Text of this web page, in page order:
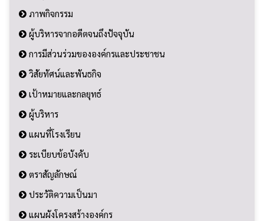
ภาพกิจกรรม
ผู้บริหารจากอดีตจนถึงปัจจุบัน
การมีส่วนร่วมขององค์กรและประชาชน
วิสัยทัศน์และพันธกิจ
เป้าหมายและกลยุทธ์
ผู้บริหาร
แผนที่โรงเรียน
ระเบียบข้อบังคับ
ตราสัญลักษณ์
ประวัติความเป็นมา
แผนผังโครงสร้างองค์กร